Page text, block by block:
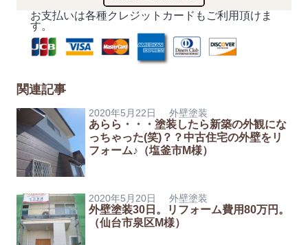
お支払いは各種クレジットカードもご利用頂けま
す。
関連記事
2020年5月22日 外壁塗装
あらら・・・塗装したら新築の外観にな
っちゃった(笑)？？中古住宅の外壁をリ
フォーム♪（塩釜市M様）
2020年5月20日 外壁塗装
外壁塗装30日。リフォーム費用80万円。
（仙台市泉区M様）